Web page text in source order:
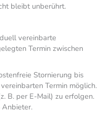
bleibt unberührt.
vereinbarte
Termin zwischen
Stornierung bis
Termin möglich.
B. per E-Mail) zu erfolgen.